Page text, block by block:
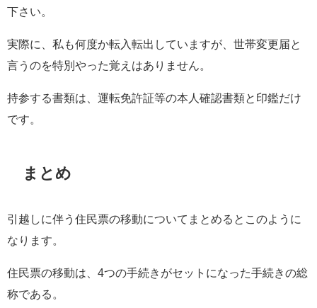
下さい。
実際に、私も何度か転入転出していますが、世帯変更届と
言うのを特別やった覚えはありません。
持参する書類は、運転免許証等の本人確認書類と印鑑だけ
です。
まとめ
引越しに伴う住民票の移動についてまとめるとこのように
なります。
住民票の移動は、4つの手続きがセットになった手続きの総
称である。